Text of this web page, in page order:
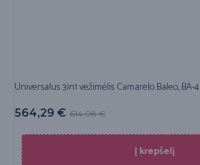
Universalus 3in1 vežimėlis Camarelo Baleo, BA-4
614,08€
564,29 €
Į krepšelį